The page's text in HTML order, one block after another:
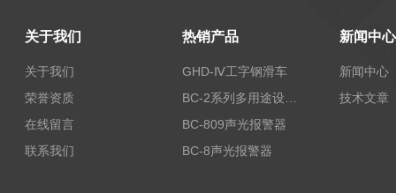
关于我们
关于我们
荣誉资质
在线留言
联系我们
热销产品
GHD-Ⅳ工字钢滑车
BC-809声光报警器
BC-8声光报警器
新闻中心
新闻中心
技术文章